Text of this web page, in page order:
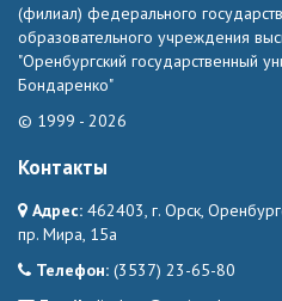
(филиал) федерального
образовательного учреждения
"Оренбургский государственный
Бондаренко"
© 1999 - 2026
Контакты
Адрес: 462403, г. Орск,
пр. Мира, 15а
Телефон: (3537) 23-65-80